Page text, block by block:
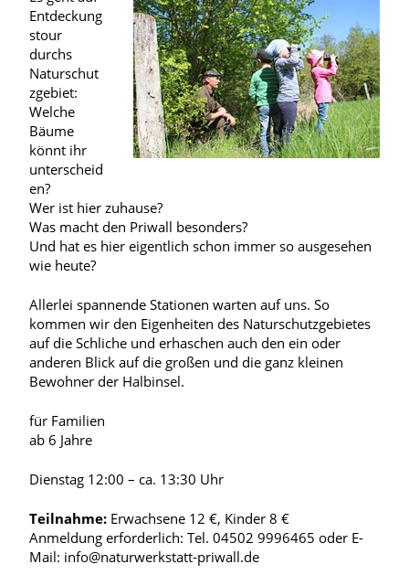
Entdeckung
stour
durchs
Naturschut
zgebiet:
Welche
Bäume
könnt ihr
unterscheid
en?
Wer ist hier zuhause?
Was macht den Priwall besonders?
Und hat es hier eigentlich schon immer so ausgesehen
wie heute?
Allerlei spannende Stationen warten auf uns. So
kommen wir den Eigenheiten des Naturschutzgebietes
auf die Schliche und erhaschen auch den ein oder
anderen Blick auf die großen und die ganz kleinen
Bewohner der Halbinsel.
für Familien
ab 6 Jahre
Dienstag 12:00 – ca. 13:30 Uhr
Teilnahme: Erwachsene 12 €, Kinder 8 €
Anmeldung erforderlich: Tel. 04502 9996465 oder E-
Mail: info@naturwerkstatt-priwall.de